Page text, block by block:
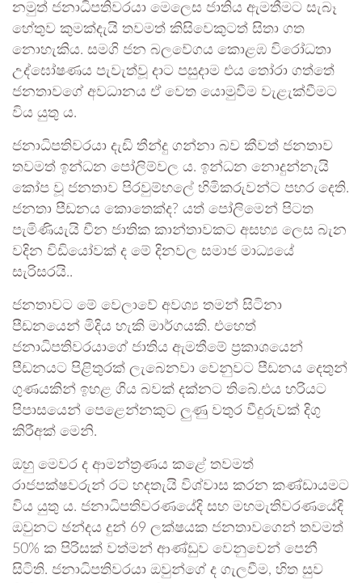
නමුත් ජනාධිපතිවරයා මෙලෙස ජාතිය ඇමතීමට සැබෑ
හේතුව කුමක්දැයි තවමත් කිසිවෙකුටත් සිතා ගත
නොහැකිය. සමගි ජන බලවේගය කොළඹ විරෝධතා
උද්ඝෝෂණය පැවැත්වූ දාට පසුදාම එය තෝරා ගත්තේ
ජනතාවගේ අවධානය ඒ වෙත යොමුවීම වැළැක්වීමට
විය යුතු ය.
ජනාධිපතිවරයා දැඩි තීන්දු ගන්නා බව කීවත් ජනතාව
තවමත් ඉන්ධන පෝලිම්වල ය. ඉන්ධන නොදුන්නැයි
කෝප වූ ජනතාව පිරවුම්හලේ හිමිකරුවන්ට පහර දෙති.
ජනතා පීඩනය කොතෙක්ද? යත් පෝලිමෙන් පිටත
පැමිණියැයි චීන ජාතික කාන්තාවකට අසභ්‍ය ලෙස බැන
වදින විඩියෝවක් ද මේ දිනවල සමාජ මාධ්‍යයේ
සැරිසරයි..
ජනතාවට මේ වෙලාවේ අවශ්‍ය තමන් සිටිනා
පීඩනයෙන් මිදිය හැකි මාර්ගයකි. එහෙත්
ජනාධිපතිවරයාගේ ජාතිය ඇමතීමේ ප්‍රකාශයෙන්
පීඩනයට පිළිතුරක් ලැබෙනවා වෙනුවට පීඩනය දෙතුන්
ගුණයකින් ඉහළ ගිය බවක් දක්නට තිබේ.එය හරියට
පිපාසයෙන් පෙළෙන්නකුට ලුණු වතුර වීදුරුවක් දිගු
කිරීඅක් මෙනි.
ඔහු මෙවර ද ආමන්ත්‍රණය කළේ තවමත්
රාජපක්ෂවරුන් රට හදතැයි විශ්වාස කරන කණ්ඩායමට
විය යුතු ය. ජනාධිපතිවරණයේදි සහ මහමැතිවරණයේදි
ඔවුනට ඡන්දය දුන් 69 ලක්ෂයක ජනතාවගෙන් තවමත්
50% ක පිරිසක් වත්මන් ආණ්ඩුව වෙනුවෙන් පෙනී
සිටිති. ජනාධිපතිවරයා ඔවුන්ගේ ද ගැලවීම, හිත සුව